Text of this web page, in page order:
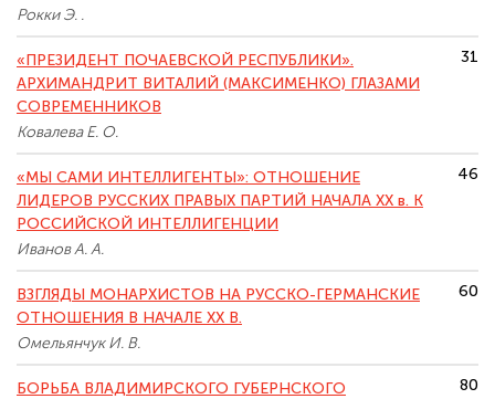
Рокки Э. .
«ПРЕЗИДЕНТ ПОЧАЕВСКОЙ РЕСПУБЛИКИ».
АРХИМАНДРИТ ВИТАЛИЙ (МАКСИМЕНКО) ГЛАЗАМИ
СОВРЕМЕННИКОВ
Ковалева Е. О.
31
«МЫ САМИ ИНТЕЛЛИГЕНТЫ»: ОТНОШЕНИЕ
ЛИДЕРОВ РУССКИХ ПРАВЫХ ПАРТИЙ НАЧАЛА XX в. К
РОССИЙСКОЙ ИНТЕЛЛИГЕНЦИИ
Иванов А. А.
46
ВЗГЛЯДЫ МОНАРХИСТОВ НА РУССКО-ГЕРМАНСКИЕ
ОТНОШЕНИЯ В НАЧАЛЕ ХХ В.
Омельянчук И. В.
60
БОРЬБА ВЛАДИМИРСКОГО ГУБЕРНСКОГО
80